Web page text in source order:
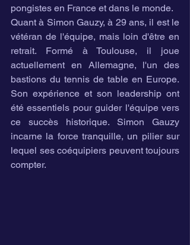
pongistes en France et dans le monde.
Quant à Simon Gauzy, à 29 ans, il est le
vétéran de l'équipe, mais loin d'être en
retrait. Formé à Toulouse, il joue
actuellement en Allemagne, l'un des
bastions du tennis de table en Europe.
Son expérience et son leadership ont
été essentiels pour guider l'équipe vers
ce succès historique. Simon Gauzy
incarne la force tranquille, un pilier sur
lequel ses coéquipiers peuvent toujours
compter.